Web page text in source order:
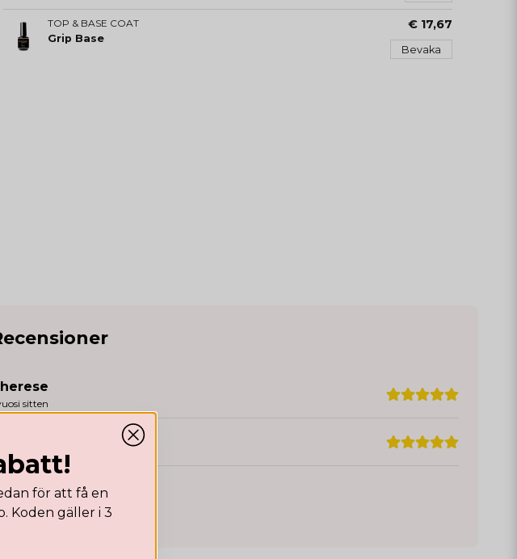
TOP & BASE COAT
Grip Base
€ 17,67
Bevaka
sitten
vuosi sitten
för att få en
Koden gäller i 3